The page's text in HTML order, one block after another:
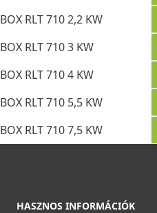
BOX RLT 710 2,2 KW
BOX RLT 710 3 KW
BOX RLT 710 4 KW
BOX RLT 710 5,5 KW
BOX RLT 710 7,5 KW
HASZNOS INFORMÁCIÓK